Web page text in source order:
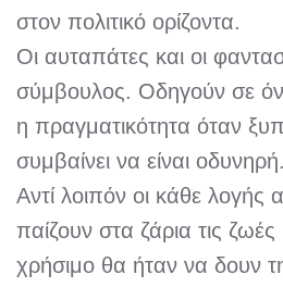
στον πολιτικό ορίζοντα.
Οι αυταπάτες και οι
σύμβουλος. Οδηγούν σε
η πραγματικότητα όταν
συμβαίνει να είναι οδυνηρή.
Αντί λοιπόν οι κάθε λογής
παίζουν στα ζάρια τις
χρήσιμο θα ήταν να δουν